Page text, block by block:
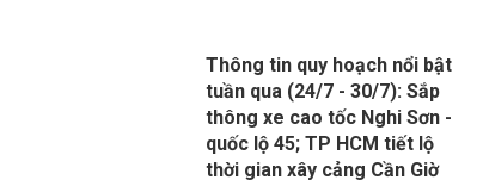
Thông tin quy hoạch nổi bật
tuần qua (24/7 - 30/7): Sắp
thông xe cao tốc Nghi Sơn -
quốc lộ 45; TP HCM tiết lộ
thời gian xây cảng Cần Giờ